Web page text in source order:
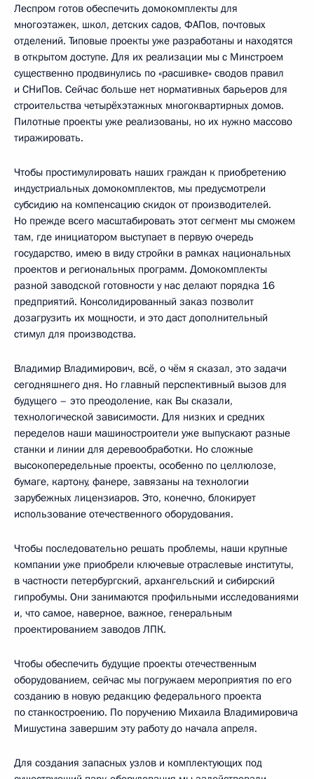
Леспром готов обеспечить домокомплекты для
многоэтажек, школ, детских садов, ФАПов, почтовых
отделений. Типовые проекты уже разработаны и находятся
в открытом доступе. Для их реализации мы с Минстроем
существенно продвинулись по «расшивке» сводов правил
и СНиПов. Сейчас больше нет нормативных барьеров для
строительства четырёхэтажных многоквартирных домов.
Пилотные проекты уже реализованы, но их нужно массово
тиражировать.
Чтобы простимулировать наших граждан к приобретению
индустриальных домокомплектов, мы предусмотрели
субсидию на компенсацию скидок от производителей.
Но прежде всего масштабировать этот сегмент мы сможем
там, где инициатором выступает в первую очередь
государство, имею в виду стройки в рамках национальных
проектов и региональных программ. Домокомплекты
разной заводской готовности у нас делают порядка 16
предприятий. Консолидированный заказ позволит
дозагрузить их мощности, и это даст дополнительный
стимул для производства.
Владимир Владимирович, всё, о чём я сказал, это задачи
сегодняшнего дня. Но главный перспективный вызов для
будущего – это преодоление, как Вы сказали,
технологической зависимости. Для низких и средних
переделов наши машиностроители уже выпускают разные
станки и линии для деревообработки. Но сложные
высокопередельные проекты, особенно по целлюлозе,
бумаге, картону, фанере, завязаны на технологии
зарубежных лицензиаров. Это, конечно, блокирует
использование отечественного оборудования.
Чтобы последовательно решать проблемы, наши крупные
компании уже приобрели ключевые отраслевые институты,
в частности петербургский, архангельский и сибирский
гипробумы. Они занимаются профильными исследованиями
и, что самое, наверное, важное, генеральным
проектированием заводов ЛПК.
Чтобы обеспечить будущие проекты отечественным
оборудованием, сейчас мы погружаем мероприятия по его
созданию в новую редакцию федерального проекта
по станкостроению. По поручению Михаила Владимировича
Мишустина завершим эту работу до начала апреля.
Для создания запасных узлов и комплектующих под